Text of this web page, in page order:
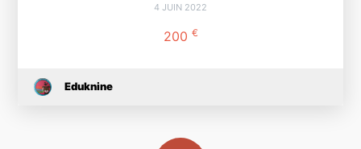
4 JUIN 2022
200 €
Eduknine